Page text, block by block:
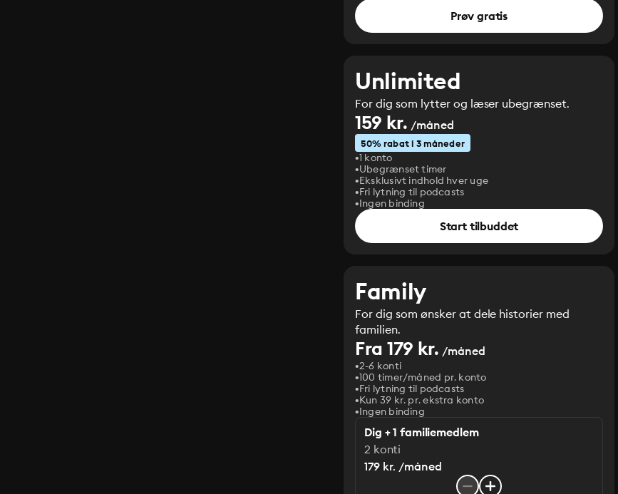
Prøv gratis
Unlimited
For dig som lytter og læser ubegrænset.
159 kr. /måned
50% rabat i 3 måneder
1 konto
Ubegrænset timer
Eksklusivt indhold hver uge
Fri lytning til podcasts
Ingen binding
Start tilbuddet
Family
For dig som ønsker at dele historier med
familien.
Fra 179 kr. /måned
2-6 konti
100 timer/måned pr. konto
Fri lytning til podcasts
Kun 39 kr. pr. ekstra konto
Ingen binding
Dig + 1 familiemedlem
2 konti
179 kr. /måned